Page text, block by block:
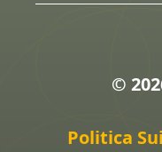
©
Politica